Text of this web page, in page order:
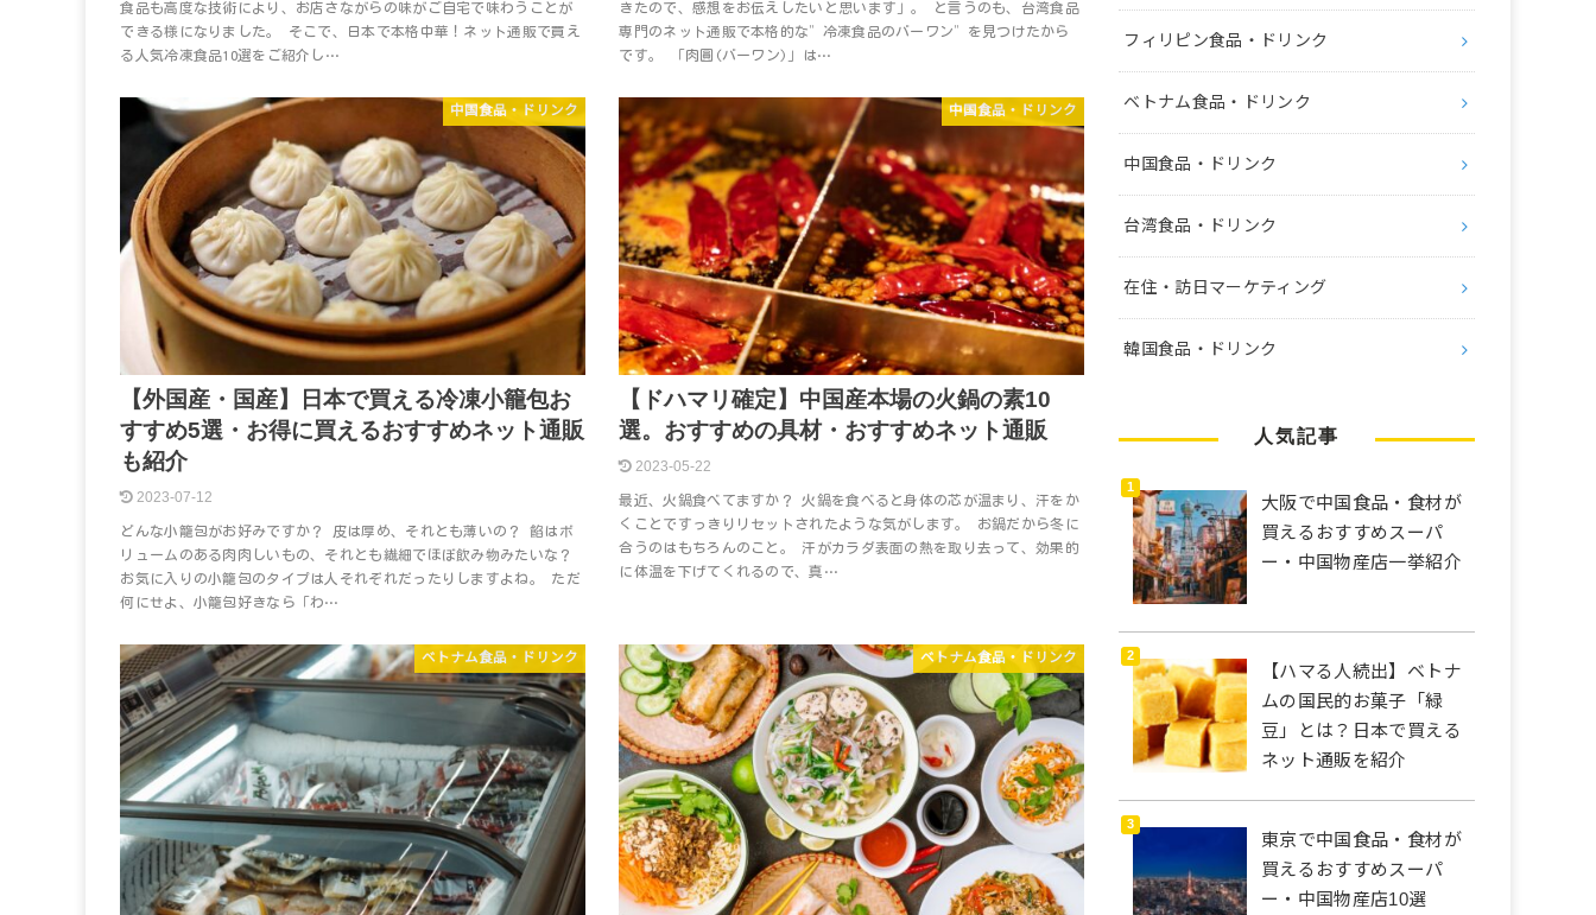
食品も高度な技術により、お店さながらの味がご自宅で味わうことが
できる様になりました。 そこで、日本で本格中華！ネット通販で買え
る人気冷凍食品10選をご紹介し…
きたので、感想をお伝えしたいと思います」。 と言うのも、台湾食品
専門のネット通販で本格的な”冷凍食品のバーワン”を見つけたから
です。 「肉圓(バーワン)」は…
中国食品・ドリンク
【外国産・国産】日本で買える冷凍小籠包お
すすめ5選・お得に買えるおすすめネット通販
も紹介
2023-07-12
どんな小籠包がお好みですか？ 皮は厚め、それとも薄いの？ 餡はボ
リュームのある肉肉しいもの、それとも繊細でほぼ飲み物みたいな？
お気に入りの小籠包のタイプは人それぞれだったりしますよね。 ただ
何にせよ、小籠包好きなら「わ…
中国食品・ドリンク
【ドハマリ確定】中国産本場の火鍋の素10
選。おすすめの具材・おすすめネット通販
2023-05-22
最近、火鍋食べてますか？ 火鍋を食べると身体の芯が温まり、汗をか
くことですっきりリセットされたような気がします。 お鍋だから冬に
合うのはもちろんのこと。 汗がカラダ表面の熱を取り去って、効果的
に体温を下げてくれるので、真…
ベトナム食品・ドリンク ベトナム食品・ドリンク
フィリピン食品・ドリンク
ベトナム食品・ドリンク
中国食品・ドリンク
台湾食品・ドリンク
在住・訪日マーケティング
韓国食品・ドリンク
人気記事
大阪で中国食品・食材が
買えるおすすめスーパ
ー・中国物産店一挙紹介
【ハマる人続出】ベトナ
ムの国民的お菓子「緑
豆」とは？日本で買える
ネット通販を紹介
東京で中国食品・食材が
買えるおすすめスーパ
ー・中国物産店10選